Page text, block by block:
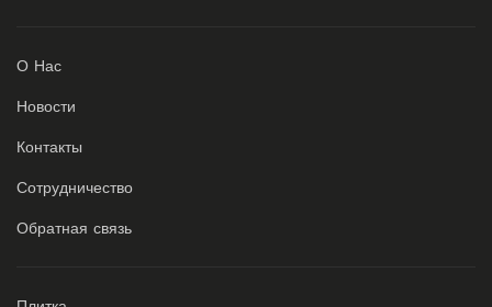
О Нас
Новости
Контакты
Сотрудничество
Обратная связь